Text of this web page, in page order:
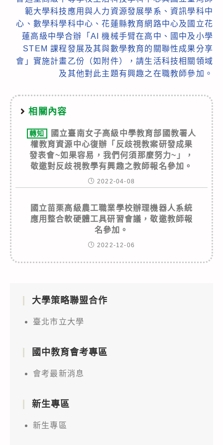
範大學科技應用與人力資源發展學系、資訊學科中
心、數學科學科中心、花蓮縣教育網路中心及國立花
蓮高級中學合辦「AI 機械手臂在高中、國中及小學
STEM 課程發展及其與數學教育的關聯性成果分享
會」實施計畫乙份（如附件），請生活科技相關領域
及其他對此主題有興趣之在職教師參加。
相關內容
轉知
國立臺南女子高級中學教育部國教署人
權教育資源中心復辦「反歧視教案研發成果
發表會~如果容易，我們何須那麼努力~」，
敬邀對反歧視教學有興趣之教師報名參加。
2022-04-08
國立苗栗高級農工職業學校辦理機器人系統
應用整合軟硬體工具研習會議，敬邀教師報
名參加。
2022-12-06
大學策略聯盟合作
臺北市立大學
國中教育會考專區
會考最新消息
新生專區
新生專區